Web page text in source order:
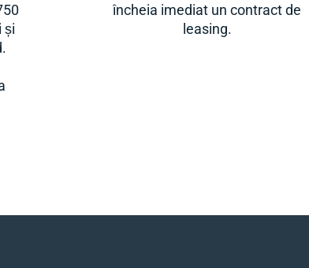
și
încheia imediat un contract de
leasing.